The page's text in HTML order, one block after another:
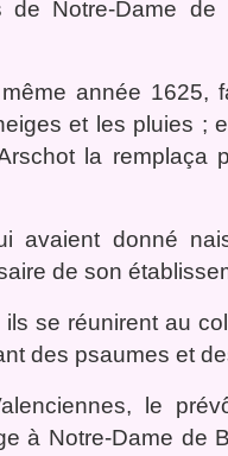
de Notre-Dame
année 1625,
et les pluies ;
la remplaça
avaient donné
de son
se réunirent au
des psaumes et
le
à Notre-Dame de